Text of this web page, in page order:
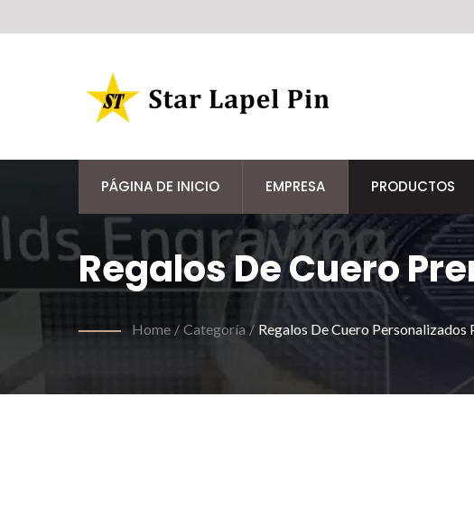
PÁGINA DE INICIO EMPRESA PRODUCTOS
Regalos De Cuero
Home / Categoría / Regalos De Cuero Personalizados